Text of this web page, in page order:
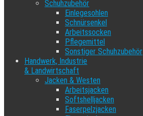
Schuhzubehör
Einlegesohlen
Schnürsenkel
Arbeitssocken
Pflegemittel
Sonstiger Schuhzubehör
Handwerk, Industrie
& Landwirtschaft
Jacken & Westen
Arbeitsjacken
Softshelljacken
Faserpelzjacken